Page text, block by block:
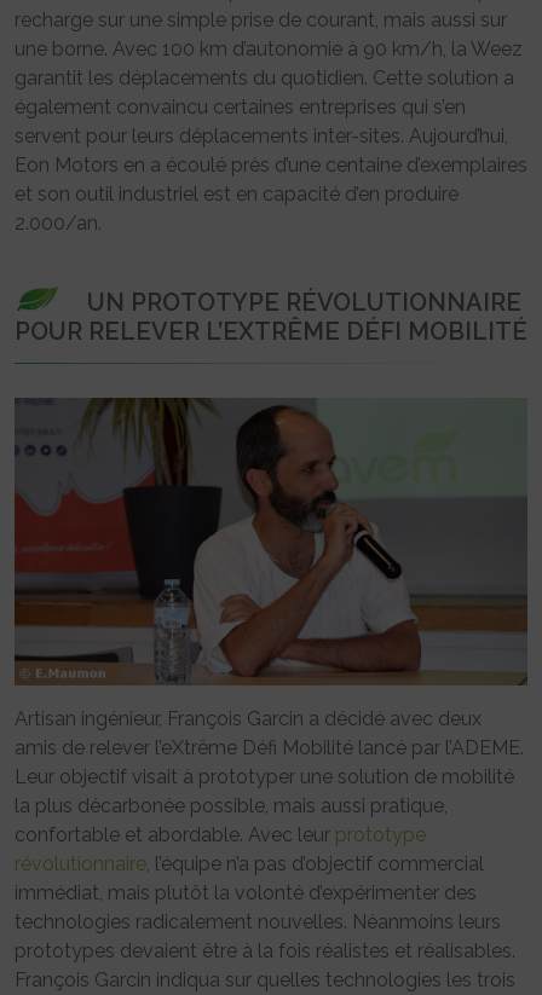
recharge sur une simple prise de courant, mais aussi sur
une borne. Avec 100 km d’autonomie à 90 km/h, la Weez
garantit les déplacements du quotidien. Cette solution a
également convaincu certaines entreprises qui s’en
servent pour leurs déplacements inter-sites. Aujourd’hui,
Eon Motors en a écoulé près d’une centaine d’exemplaires
et son outil industriel est en capacité d’en produire
2.000/an.
UN PROTOTYPE RÉVOLUTIONNAIRE
POUR RELEVER L’EXTRÊME DÉFI MOBILITÉ
Artisan ingénieur, François Garcin a décidé avec deux
amis de relever l’eXtrême Défi Mobilité lancé par l’ADEME.
Leur objectif visait à prototyper une solution de mobilité
la plus décarbonée possible, mais aussi pratique,
confortable et abordable. Avec leur prototype
révolutionnaire, l’équipe n’a pas d’objectif commercial
immédiat, mais plutôt la volonté d’expérimenter des
technologies radicalement nouvelles. Néanmoins leurs
prototypes devaient être à la fois réalistes et réalisables.
François Garcin indiqua sur quelles technologies les trois